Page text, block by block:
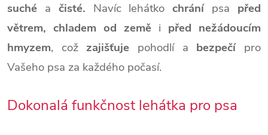
suché a čisté. Navíc lehátkochránípsa před
větrem, chladem od země i před nežádoucím
hmyzem, což zajišťuje pohodlí a bezpečípro
Vašeho psa za každého počasí.
Dokonalá funkčnost lehátka pro psa